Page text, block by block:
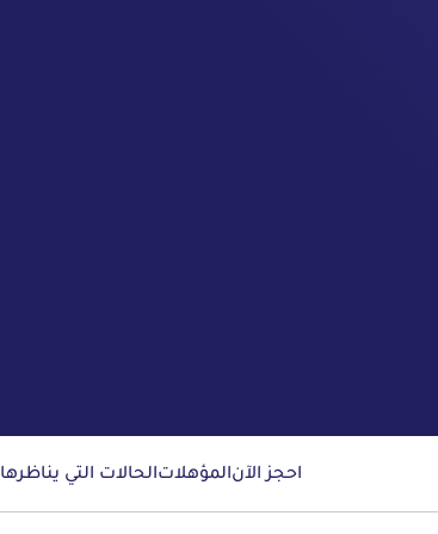
احجز الآنالمؤهلاتالحالات التي يناظرها